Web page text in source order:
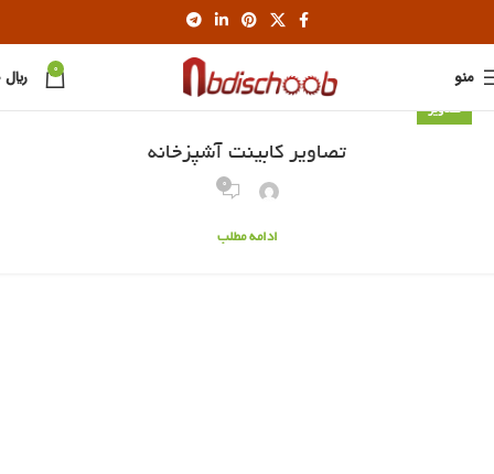
منو 0 ﷼
تصاویر
تصاویر کابینت آشپزخانه
0
ادامه مطلب